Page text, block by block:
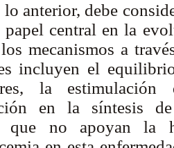
anterior, debe
central en la
mecanismos a
incluyen el
la
en la síntesis
que no apoyan la